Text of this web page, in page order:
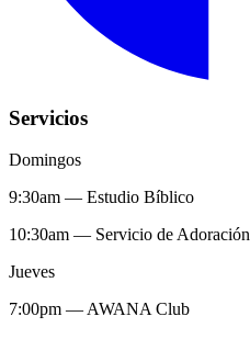
Servicios
Domingos
9:30am — Estudio Bíblico
10:30am — Servicio de Adoración
Jueves
7:00pm — AWANA Club